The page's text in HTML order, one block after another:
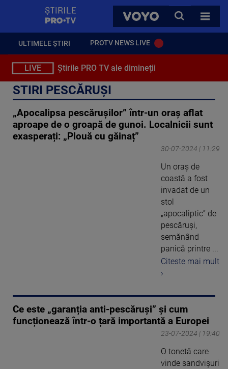
VOYO
CAUTA
TOATE
ULTIMELE ȘTIRI PROTV NEWS LIVE
LIVE Știrile PRO TV ale dimineții
STIRI PESCĂRUȘI
„Apocalipsa pescărușilor” într-un oraș aflat
aproape de o groapă de gunoi. Localnicii sunt
exasperați: „Plouă cu găinaț”
30-07-2024 | 11:29
Un oraș de
coastă a fost
invadat de un
stol
„apocaliptic” de
pescăruși,
semănând
panică printre ...
Citeste mai mult
›
Ce este „garanția anti-pescăruși” și cum
funcționează într-o țară importantă a Europei
23-07-2024 | 19:40
O tonetă care
vinde sandvișuri